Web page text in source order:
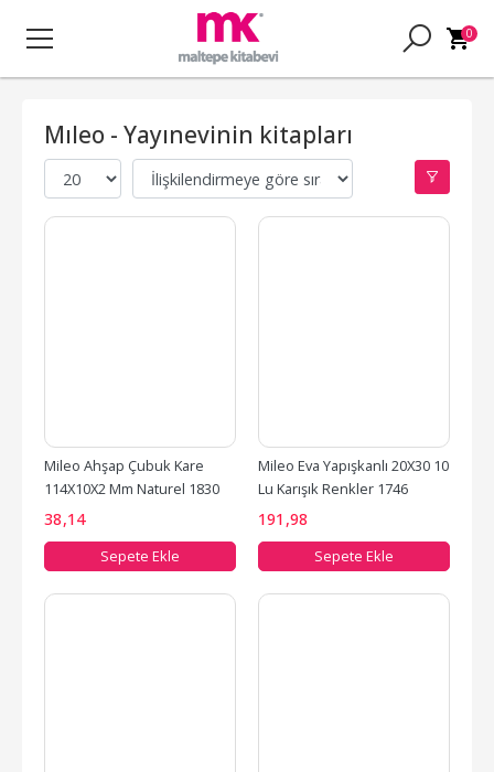
0
Mıleo - Yayınevinin kitapları
Mileo Ahşap Çubuk Kare
114X10X2 Mm Naturel 1830
38,14
Sepete Ekle
Mileo Eva Yapışkanlı 20X30 10
Lu Karışık Renkler 1746
191 ,98
Sepete Ekle